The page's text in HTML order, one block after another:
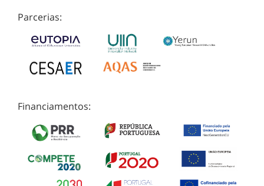
Parcerias:
Financiamentos: